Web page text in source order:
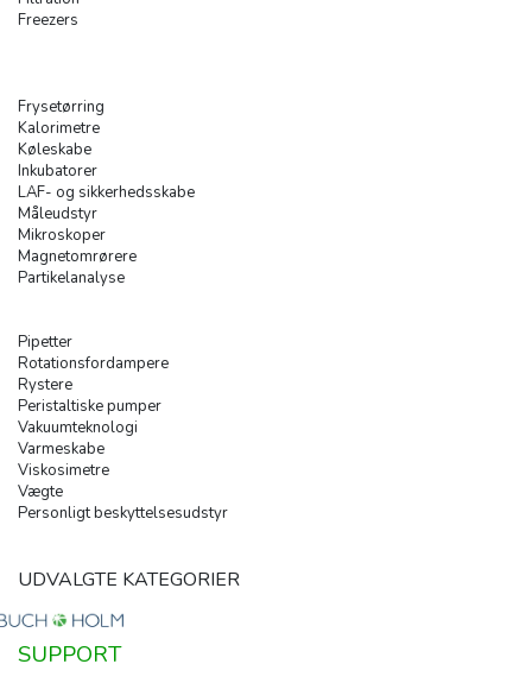
Freezers
Frysetørring
Kalorimetre
Køleskabe
Inkubatorer
LAF- og sikkerhedsskabe
Måleudstyr
Mikroskoper
Magnetomrørere
Partikelanalyse
Pipetter
Rotationsfordampere
Rystere
Peristaltiske pumper
Vakuumteknologi
Varmeskabe
Viskosimetre
Vægte
Personligt beskyttelsesudstyr
UDVALGTE KATEGORIER
SUPPORT